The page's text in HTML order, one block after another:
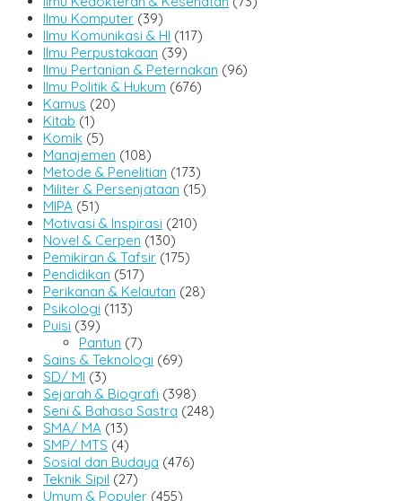
Ilmu Komputer (39)
Ilmu Komunikasi & HI (117)
Ilmu Perpustakaan (39)
Ilmu Pertanian & Peternakan (96)
Ilmu Politik & Hukum (676)
Kamus (20)
Kitab (1)
Komik (5)
Manajemen (108)
Metode & Penelitian (173)
Militer & Persenjataan (15)
MIPA (51)
Motivasi & Inspirasi (210)
Novel & Cerpen (130)
Pemikiran & Tafsir (175)
Pendidikan (517)
Perikanan & Kelautan (28)
Psikologi (113)
Puisi (39)
Pantun (7)
Sains & Teknologi (69)
SD/ MI (3)
Sejarah & Biografi (398)
Seni & Bahasa Sastra (248)
SMA/ MA (13)
SMP/ MTS (4)
Sosial dan Budaya (476)
Teknik Sipil (27)
Umum & Populer (455)